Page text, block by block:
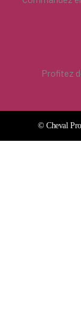
Profitez
© Cheval